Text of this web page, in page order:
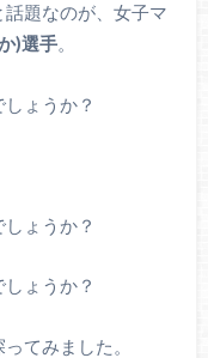
題なのが、女子マ
)選手。
ょうか？
ょうか？
ょうか？
てみました。